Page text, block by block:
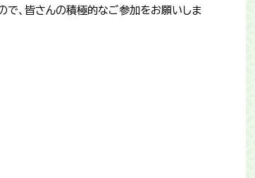
で、皆さんの積極的なご参加をお願いしま